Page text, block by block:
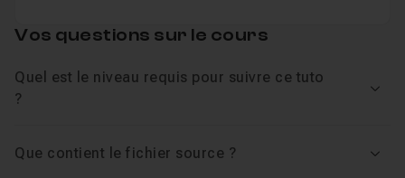
Vos questions sur le cours
Quel est le niveau requis pour suivre ce tuto
?
Que contient le fichier source ?